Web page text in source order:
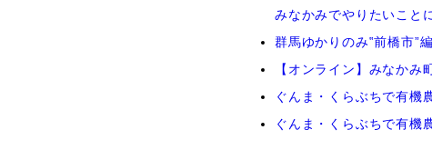
みなかみでやりたいこと
群馬ゆかりのみ‟前橋市”
【オンライン】みなかみ
ぐんま・くらぶちで有機
ぐんま・くらぶちで有機